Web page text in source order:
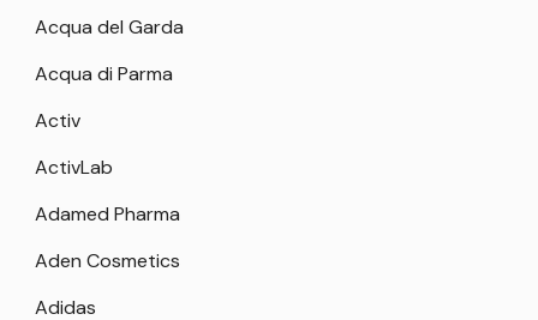
Acqua del Garda
Acqua di Parma
Activ
ActivLab
Adamed Pharma
Aden Cosmetics
Adidas